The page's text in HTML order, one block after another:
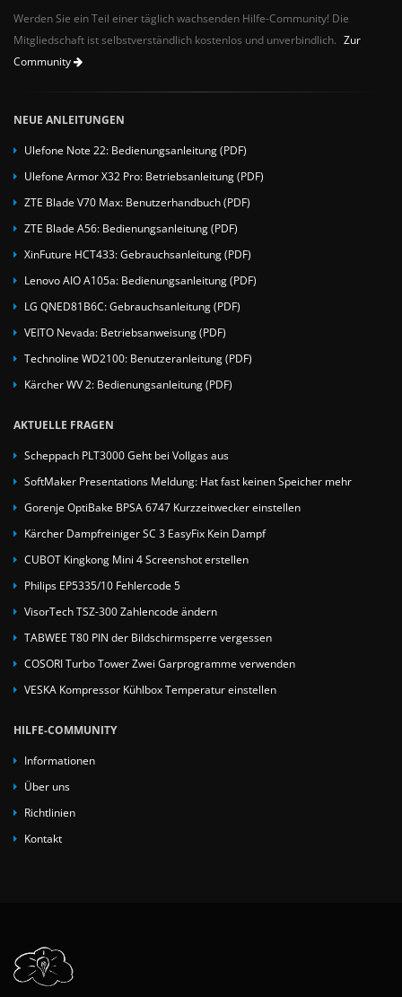
Werden Sie ein Teil einer täglich wachsenden Hilfe-Community! Die
Mitgliedschaft ist selbstverständlich kostenlos und unverbindlich. Zur
Community
NEUE ANLEITUNGEN
Ulefone Note 22: Bedienungsanleitung (PDF)
Ulefone Armor X32 Pro: Betriebsanleitung (PDF)
ZTE Blade V70 Max: Benutzerhandbuch (PDF)
ZTE Blade A56: Bedienungsanleitung (PDF)
XinFuture HCT433: Gebrauchsanleitung (PDF)
Lenovo AIO A105a: Bedienungsanleitung (PDF)
LG QNED81B6C: Gebrauchsanleitung (PDF)
VEITO Nevada: Betriebsanweisung (PDF)
Technoline WD2100: Benutzeranleitung (PDF)
Kärcher WV 2: Bedienungsanleitung (PDF)
AKTUELLE FRAGEN
Scheppach PLT3000 Geht bei Vollgas aus
SoftMaker Presentations Meldung: Hat fast keinen Speicher mehr
Gorenje OptiBake BPSA 6747 Kurzzeitwecker einstellen
Kärcher Dampfreiniger SC 3 EasyFix Kein Dampf
CUBOT Kingkong Mini 4 Screenshot erstellen
Philips EP5335/10 Fehlercode 5
VisorTech TSZ-300 Zahlencode ändern
TABWEE T80 PIN der Bildschirmsperre vergessen
COSORI Turbo Tower Zwei Garprogramme verwenden
VESKA Kompressor Kühlbox Temperatur einstellen
HILFE-COMMUNITY
Informationen
Über uns
Richtlinien
Kontakt